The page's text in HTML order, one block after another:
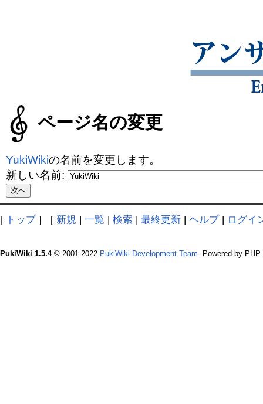
ページ名の変更
YukiWikiの名前を変更します。
新しい名前:
[ トップ] [ 新規 | 一覧 | 検索 | 最終更新 | ヘルプ| ログイ
PukiWiki 1.5.4© 2001-2022 PukiWiki Development Team. Powered by